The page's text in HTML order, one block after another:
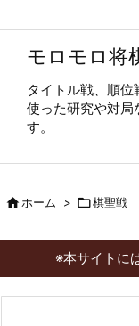
モロモロ将
タイトル戦、順
使った研究や対局
す。
ホーム > 棋聖戦
※本サイトに